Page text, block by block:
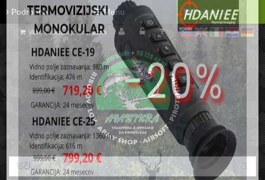
Podrobno Menu Košarica
sl en it hr de
Vaša košarica je še prazna